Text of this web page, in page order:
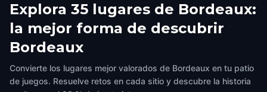
Explora 35 lugares de Bordeaux:
la mejor forma de descubrir
Bordeaux
Convierte los lugares mejor valorados de Bordeaux en tu patio
de juegos. Resuelve retos en cada sitio y descubre la historia